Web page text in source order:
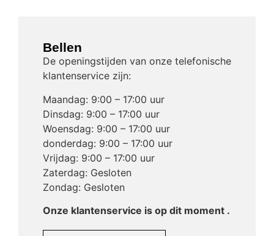
Bellen
De openingstijden van onze telefonische
klantenservice zijn:
Maandag: 9:00 – 17:00 uur
Dinsdag: 9:00 – 17:00 uur
Woensdag: 9:00 – 17:00 uur
donderdag: 9:00 – 17:00 uur
Vrijdag: 9:00 – 17:00 uur
Zaterdag: Gesloten
Zondag: Gesloten
Onze klantenservice is op dit moment .